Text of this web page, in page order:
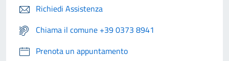
Richiedi Assistenza
Chiama il comune +39 0373 8941
Prenota un appuntamento